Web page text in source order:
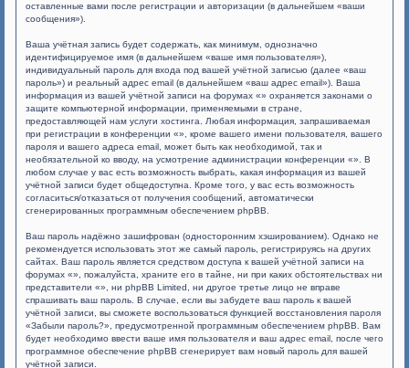
оставленные вами после регистрации и авторизации (в дальнейшем «ваши
сообщения»).
Ваша учётная запись будет содержать, как минимум, однозначно
идентифицируемое имя (в дальнейшем «ваше имя пользователя»),
индивидуальный пароль для входа под вашей учётной записью (далее «ваш
пароль») и реальный адрес email (в дальнейшем «ваш адрес email»). Ваша
информация из вашей учётной записи на форумах «» охраняется законами о
защите компьютерной информации, применяемыми в стране,
предоставляющей нам услуги хостинга. Любая информация, запрашиваемая
при регистрации в конференции «», кроме вашего имени пользователя, вашего
пароля и вашего адреса email, может быть как необходимой, так и
необязательной ко вводу, на усмотрение администрации конференции «». В
любом случае у вас есть возможность выбрать, какая информация из вашей
учётной записи будет общедоступна. Кроме того, у вас есть возможность
согласиться/отказаться от получения сообщений, автоматически
сгенерированных программным обеспечением phpBB.
Ваш пароль надёжно зашифрован (односторонним хэшированием). Однако не
рекомендуется использовать этот же самый пароль, регистрируясь на других
сайтах. Ваш пароль является средством доступа к вашей учётной записи на
форумах «», пожалуйста, храните его в тайне, ни при каких обстоятельствах ни
представители «», ни phpBB Limited, ни другое третье лицо не вправе
спрашивать ваш пароль. В случае, если вы забудете ваш пароль к вашей
учётной записи, вы сможете воспользоваться функцией восстановления пароля
«Забыли пароль?», предусмотренной программным обеспечением phpBB. Вам
будет необходимо ввести ваше имя пользователя и ваш адрес email, после чего
программное обеспечение phpBB сгенерирует вам новый пароль для вашей
учётной записи.